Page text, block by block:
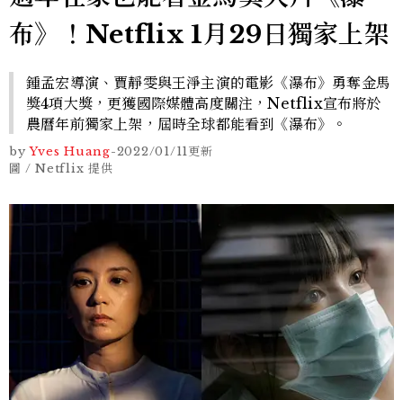
布》！Netflix 1月29日獨家上架
鍾孟宏導演、賈靜雯與王淨主演的電影《瀑布》勇奪金馬
獎4項大獎，更獲國際媒體高度關注，Netflix宣布將於
農曆年前獨家上架，屆時全球都能看到《瀑布》。
by Yves Huang-2022/01/11更新
圖 / Netflix 提供